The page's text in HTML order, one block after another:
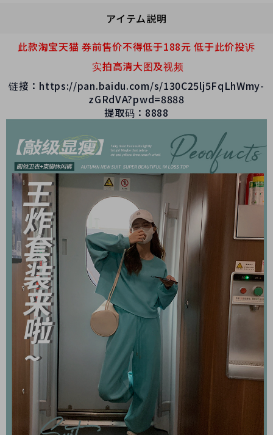
アイテム説明
此款淘宝天猫 券前售价不得低于188元 低于此价投诉
实拍高清大图及视频
链接：https://pan.baidu.com/s/130C25lj5FqLhWmy-
zGRdVA?pwd=8888
提取码：8888